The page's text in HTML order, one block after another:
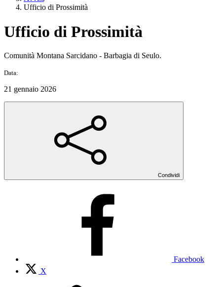
Ufficio di Prossimità
Ufficio di Prossimità
Comunità Montana Sarcidano ‑ Barbagia di Seulo.
Data:
21 gennaio 2026
Condividi
Facebook
X